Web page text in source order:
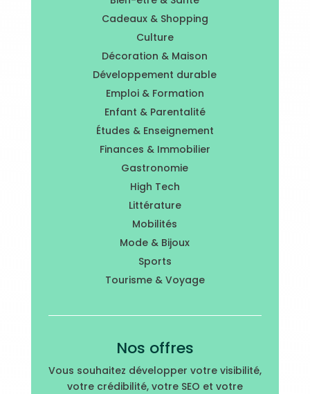
Cadeaux & Shopping
Culture
Décoration & Maison
Développement durable
Emploi & Formation
Enfant & Parentalité
Études & Enseignement
Finances & Immobilier
Gastronomie
High Tech
Littérature
Mobilités
Mode & Bijoux
Sports
Tourisme & Voyage
Nos offres
Vous souhaitez développer votre visibilité,
votre crédibilité, votre SEO et votre